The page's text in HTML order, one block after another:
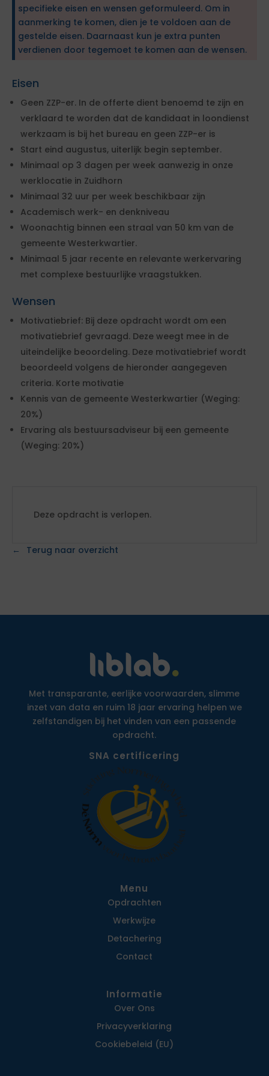
specifieke eisen en wensen geformuleerd. Om in
aanmerking te komen, dien je te voldoen aan de
gestelde eisen. Daarnaast kun je extra punten
verdienen door tegemoet te komen aan de wensen.
Eisen
Geen ZZP-er. In de offerte dient benoemd te zijn en
verklaard te worden dat de kandidaat in loondienst
werkzaam is bij het bureau en geen ZZP-er is
Start eind augustus, uiterlijk begin september.
Minimaal op 3 dagen per week aanwezig in onze
werklocatie in Zuidhorn
Minimaal 32 uur per week beschikbaar zijn
Academisch werk- en denkniveau
Woonachtig binnen een straal van 50 km van de
gemeente Westerkwartier.
Minimaal 5 jaar recente en relevante werkervaring
met complexe bestuurlijke vraagstukken.
Wensen
Motivatiebrief: Bij deze opdracht wordt om een
motivatiebrief gevraagd. Deze weegt mee in de
uiteindelijke beoordeling. Deze motivatiebrief wordt
beoordeeld volgens de hieronder aangegeven
criteria. Korte motivatie
Kennis van de gemeente Westerkwartier (Weging:
20%)
Ervaring als bestuursadviseur bij een gemeente
(Weging: 20%)
Deze opdracht is verlopen.
Terug naar overzicht
Met transparante, eerlijke voorwaarden, slimme
inzet van data en ruim 18 jaar ervaring helpen we
zelfstandigen bij het vinden van een passende
opdracht.
SNA certificering
Menu
Opdrachten
Werkwijze
Detachering
Contact
Informatie
Over Ons
Privacy­verklaring
Cookiebeleid (EU)